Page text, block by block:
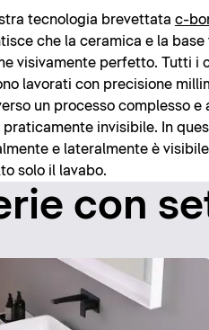
tecnologia brevettata c-
che la ceramica e la base
visivamente perfetto. Tutti i
lavorati con precisione
un processo complesso e
praticamente invisibile. In
e lateralmente è
solo il lavabo.
con